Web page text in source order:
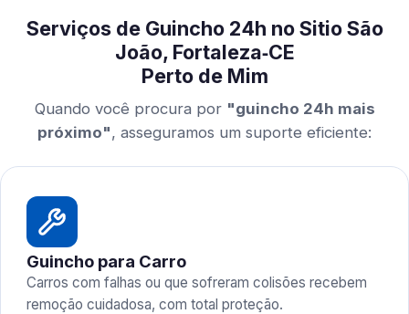
Serviços de Guincho 24h no Sitio São
João, Fortaleza‑CE
Perto de Mim
Quando você procura por "guincho 24h mais
próximo", asseguramos um suporte eficiente:
Guincho para Carro
Carros com falhas ou que sofreram colisões recebem
remoção cuidadosa, com total proteção.